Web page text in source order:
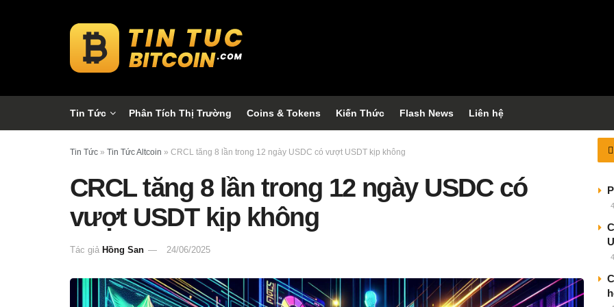
Tin Tức Phân Tích Thị Trường Coins & Tokens Kiến Thức Flash News Liên hệ
Tin Tức » Tin Tức Altcoin » CRCL tăng 8 lần trong 12 ngày USDC có vượt USDT kịp không
CRCL tăng 8 lần trong 12 ngày USDC có
vượt USDT kịp không
Tác giả Hồng San 24/06/2025